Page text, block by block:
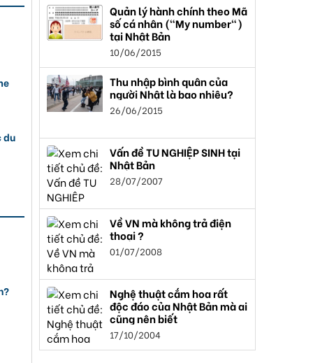
du
Quản lý hành chính theo Mã
số cá nhân ("My number")
tại Nhật Bản
10/06/2015
Thu nhập bình quân của
người Nhật là bao nhiêu?
26/06/2015
Vấn đề TU NGHIỆP SINH tại
Nhật Bản
28/07/2007
Về VN mà không trả điện
thoại ?
01/07/2008
Nghệ thuật cắm hoa rất
độc đáo của Nhật Bản mà ai
cũng nên biết
17/10/2004